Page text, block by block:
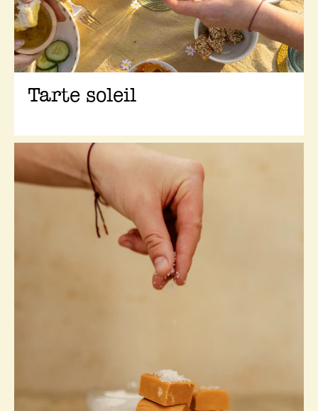
Tarte soleil